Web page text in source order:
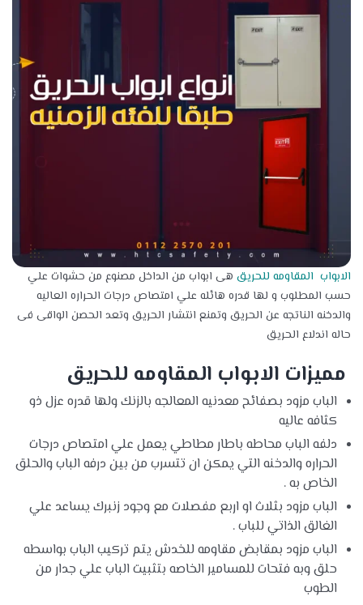
الابواب المقاومه للحريق هى ابواب من الداخل مصنوع من حشوات علي
حسب المطلوب و لها قدره هائله علي امتصاص درجات الحراره العاليه
والدخنه الناتجه عن الحريق وتمنع انتشار الحريق وتعد الحصن الواقى فى
حاله اندلاع الحريق
مميزات الابواب المقاومه للحريق
الباب مزود بصفائح معدنيه المعالجه بالزنك ولها قدره عزل ذو
كثافه عاليه
دلفه الباب محاطه باطار مطاطي يعمل علي امتصاص درجات
الحراره والدخنه التي يمكن ان تتسرب من بين درفه الباب والحلق
الخاص به .
الباب مزود بثلاث او اربع مفصلات مع وجود زنبرك يساعد علي
الغالق الذاتي للباب .
الباب مزود بمقابض مقاومه للخدش يتم تركيب الباب بواسطه
حلق وبه فتحات للمسامير الخاصه بتثبيت الباب علي جدار من
الطوب